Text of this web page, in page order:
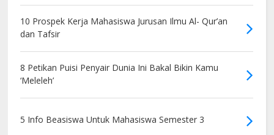
10 Prospek Kerja Mahasiswa Jurusan Ilmu Al- Qur’an
dan Tafsir
8 Petikan Puisi Penyair Dunia Ini Bakal Bikin Kamu
‘Meleleh’
5 Info Beasiswa Untuk Mahasiswa Semester 3